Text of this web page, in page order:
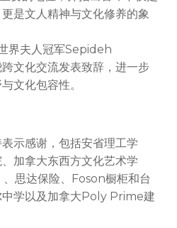
是文人精神与文化修养的象
界夫人冠军Sepideh
文化交流发表致辞，进一步
文化包容性。
示感谢，包括安省理工学
加拿大东西方文化艺术学
思达保险、Foson橱柜和台
中学以及加拿大Poly Prime建